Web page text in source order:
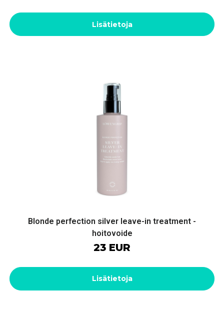
Lisätietoja
Blonde perfection silver leave-in treatment -
hoitovoide
23 EUR
Lisätietoja